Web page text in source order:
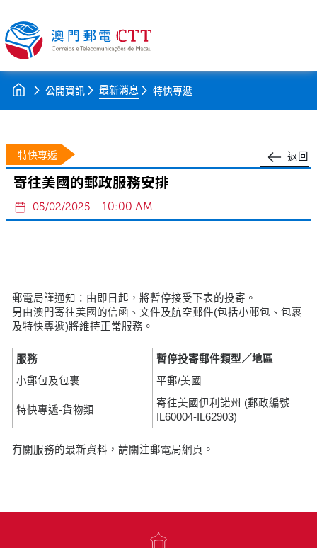
公開資訊 最新消息 特快專遞
返回
特快專遞
寄往美國的郵政服務安排
05/02/2025 10:00 AM
郵電局謹通知：由即日起，將暫停接受下表的投寄。
另由澳門寄往美國的信函、文件及航空郵件(包括小郵包、包裹
及特快專遞)將維持正常服務。
服務
暫停投寄郵件類型／地區
小郵包及包裹
平郵/美國
特快專遞-貨物類
寄往美國伊利諾州 (郵政編號
IL60004-IL62903)
有關服務的最新資料，請關注郵電局網頁。